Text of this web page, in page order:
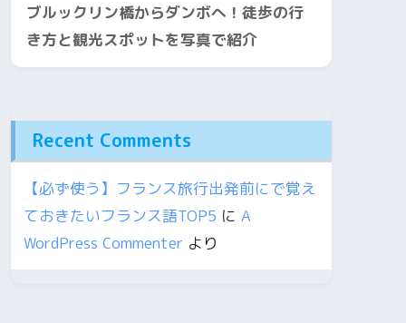
ブルックリン橋からダンボへ！徒歩の行
き方と観光スポットを写真で紹介
Recent Comments
【必ず使う】フランス旅行出発前にで覚え
ておきたいフランス語TOP5 に A
WordPress Commenter より